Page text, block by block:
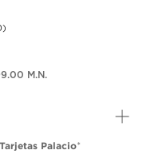
M.N.
Tarjetas Palacio*